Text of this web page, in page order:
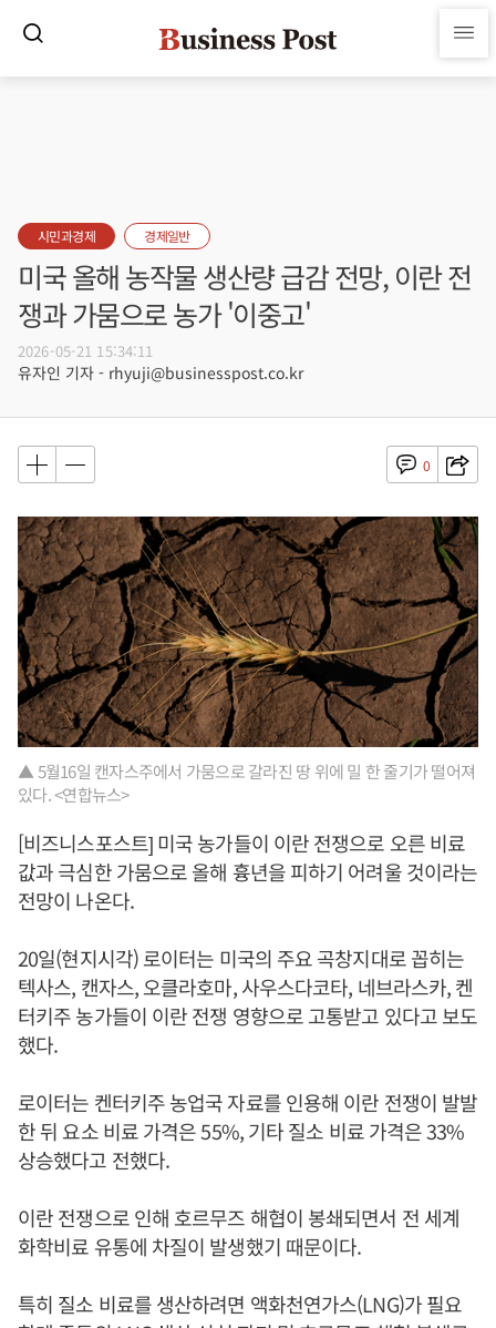
시민과경제 경제일반
미국 올해 농작물 생산량 급감 전망, 이란 전
쟁과 가뭄으로 농가 '이중고'
2026-05-21 15:34:11
유자인 기자 - rhyuji@businesspost.co.kr
0
▲ 5월16일 캔자스주에서 가뭄으로 갈라진 땅 위에 밀 한 줄기가 떨어져
있다. <연합뉴스>
[비즈니스포스트] 미국 농가들이 이란 전쟁으로 오른 비료
값과 극심한 가뭄으로 올해 흉년을 피하기 어려울 것이라는
전망이 나온다.
20일(현지시각) 로이터는 미국의 주요 곡창지대로 꼽히는
텍사스, 캔자스, 오클라호마, 사우스다코타, 네브라스카, 켄
터키주 농가들이 이란 전쟁 영향으로 고통받고 있다고 보도
했다.
로이터는 켄터키주 농업국 자료를 인용해 이란 전쟁이 발발
한 뒤 요소 비료 가격은 55%, 기타 질소 비료 가격은 33%
상승했다고 전했다.
이란 전쟁으로 인해 호르무즈 해협이 봉쇄되면서 전 세계
화학비료 유통에 차질이 발생했기 때문이다.
특히 질소 비료를 생산하려면 액화천연가스(LNG)가 필요